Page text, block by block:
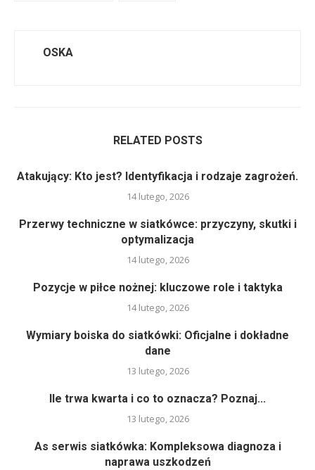
OSKA
RELATED POSTS
Atakujący: Kto jest? Identyfikacja i rodzaje zagrożeń.
14 lutego, 2026
Przerwy techniczne w siatkówce: przyczyny, skutki i
optymalizacja
14 lutego, 2026
Pozycje w piłce nożnej: kluczowe role i taktyka
14 lutego, 2026
Wymiary boiska do siatkówki: Oficjalne i dokładne
dane
13 lutego, 2026
Ile trwa kwarta i co to oznacza? Poznaj...
13 lutego, 2026
As serwis siatkówka: Kompleksowa diagnoza i
naprawa uszkodzeń